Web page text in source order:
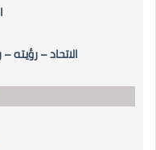
الاتحاد –